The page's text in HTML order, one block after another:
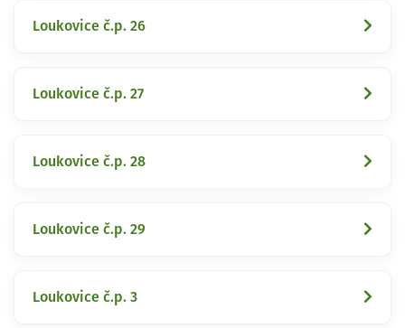
Loukovice č.p. 26
Loukovice č.p. 27
Loukovice č.p. 28
Loukovice č.p. 29
Loukovice č.p. 3